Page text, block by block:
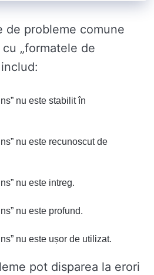
de probleme comune
„formatele de
nu este stabilit în
nu este recunoscut de
nu este intreg.
nu este profund.
nu este ușor de utilizat.
pot disparea la erori